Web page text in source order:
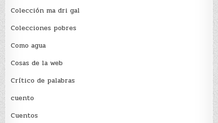
Colección ma dri gal
Colecciones pobres
Como agua
Cosas de la web
Crítico de palabras
cuento
Cuentos